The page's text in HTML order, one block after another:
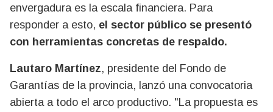
envergadura es la escala financiera. Para
responder a esto, el sector público se presentó
con herramientas concretas de respaldo.
Lautaro Martínez, presidente del Fondo de
Garantías de la provincia, lanzó una convocatoria
abierta a todo el arco productivo. "La propuesta es